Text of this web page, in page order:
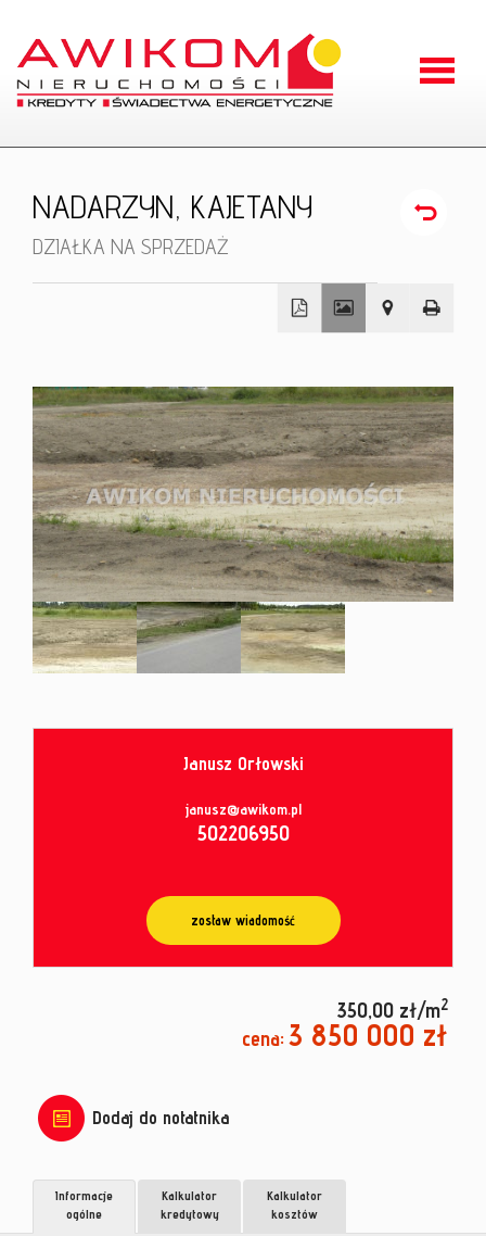
RODO
od
umowy
NADARZYN, KAJETANY
DZIAŁKA NA SPRZEDAŻ
−
Janusz Orłowski
janusz@awikom.pl
502206950
zostaw wiadomość
350,00 zł/m2
cena: 3 850 000 zł
Dodaj do notatnika
Informacje
ogólne
Kalkulator
kredytowy
Kalkulator
kosztów